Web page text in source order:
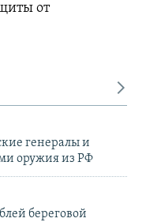
от
генералы и
оружия из РФ
береговой